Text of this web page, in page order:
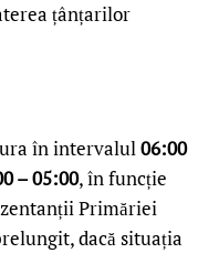
țânțarilor
în intervalul06:00
– 05:00, în funcție
Primăriei
dacă situația